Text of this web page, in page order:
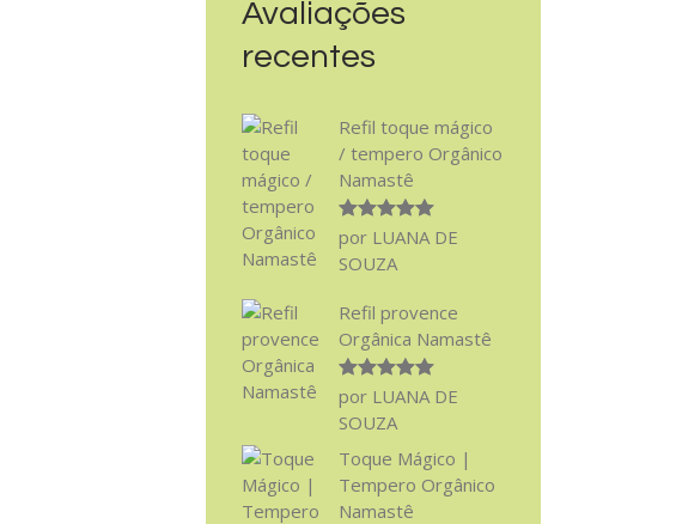
Avaliações
recentes
Refil toque mágico
/ tempero Orgânico
Namastê
Avaliação5
de 5
por LUANA DE
SOUZA
Refil provence
Orgânica Namastê
Avaliação5
de 5
por LUANA DE
SOUZA
Toque Mágico |
Tempero Orgânico
Namastê